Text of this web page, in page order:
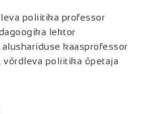
poliitika professor
lektor
, alushariduse kaasprofessor
, võrdleva poliitika õpetaja